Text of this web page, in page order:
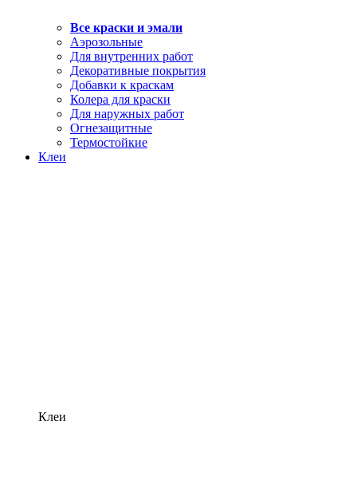
Все краски и эмали
Аэрозольные
Для внутренних работ
Декоративные покрытия
Добавки к краскам
Колера для краски
Для наружных работ
Огнезащитные
Термостойкие
Клеи
Клеи